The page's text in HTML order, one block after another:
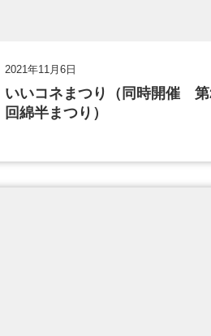
2021年11月6日
いいコネまつり（同時開催
回綿半まつり）